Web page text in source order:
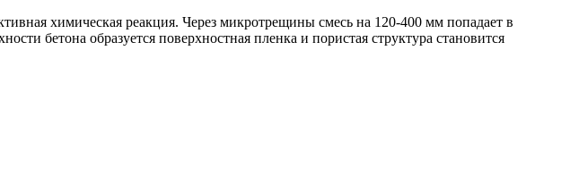
химическая реакция. Через микротрещины смесь на 120-400 мм попадает в
бетона образуется поверхностная пленка и пористая структура становится